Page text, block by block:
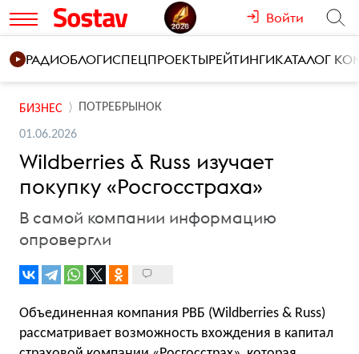
Войти
РАДИОБЛОГИСПЕЦПРОЕКТЫРЕЙТИНГИКАТАЛОГ
БИЗНЕС ПОТРЕБРЫНОК
01.06.2026
Wildberries & Russ изучает
покупку «Росгосстраха»
В самой компании информацию
опровергли
Объединенная компания РВБ (Wildberries & Russ)
рассматривает возможность вхождения в капитал